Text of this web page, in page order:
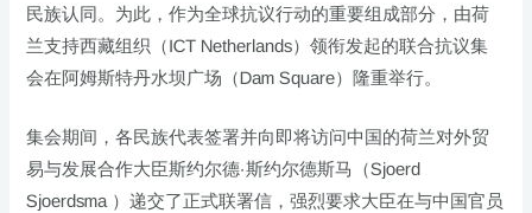
民族认同。为此，作为全球抗议行动的重要组成部分，由荷
兰支持西藏组织（ICT Netherlands）领衔发起的联合抗议集
会在阿姆斯特丹水坝广场（Dam Square）隆重举行。
集会期间，各民族代表签署并向即将访问中国的荷兰对外贸
易与发展合作大臣斯约尔德·斯约尔德斯马（Sjoerd
Sjoerdsma ）递交了正式联署信，强烈要求大臣在与中国官员